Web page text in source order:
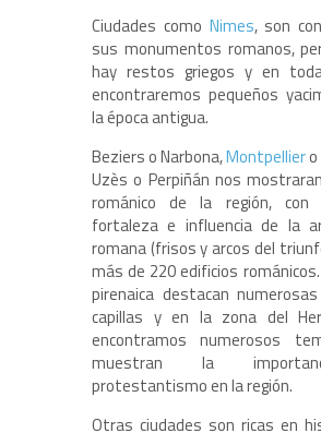
Ciudades como Nimes, son
sus monumentos romanos,
hay restos griegos y en
encontraremos pequeños
la época antigua.
Beziers o Narbona,Montpellier
Uzès o Perpiñán nos
románico de la región, con
fortaleza e influencia de la
romana (frisos y arcos del
más de 220 edificios
pirenaica destacan
capillas y en la zona del
encontramos numerosos
muestran la
protestantismo en la región.
Otras ciudades son ricas en